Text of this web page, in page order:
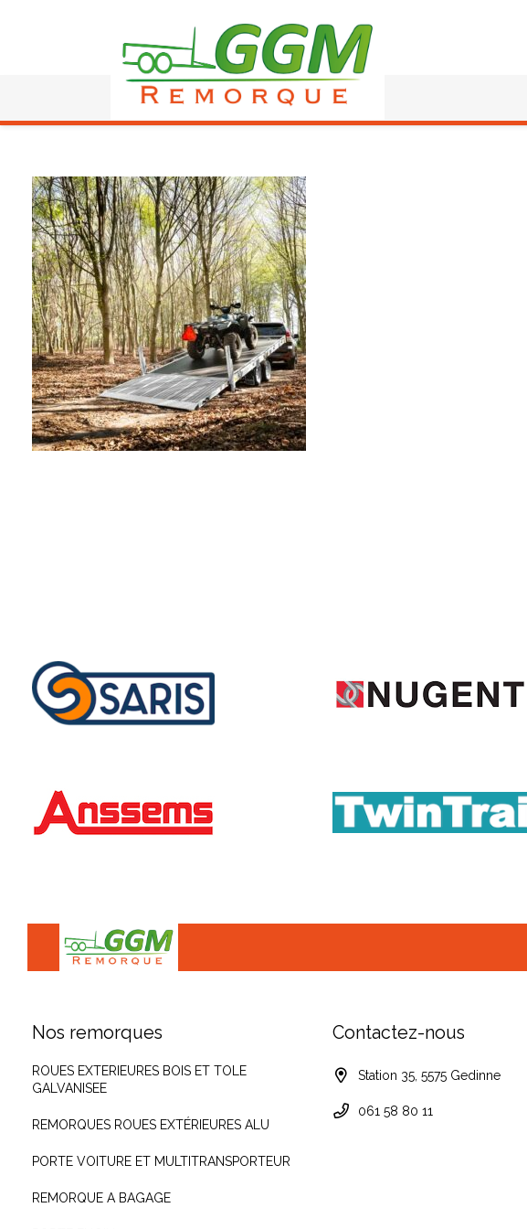
Nos remorques
ROUES EXTERIEURES BOIS ET TOLE
GALVANISEE
REMORQUES ROUES EXTÉRIEURES ALU
PORTE VOITURE ET MULTITRANSPORTEUR
REMORQUE A BAGAGE
Contactez-nous
Station 35, 5575 Gedinne
061 58 80 11